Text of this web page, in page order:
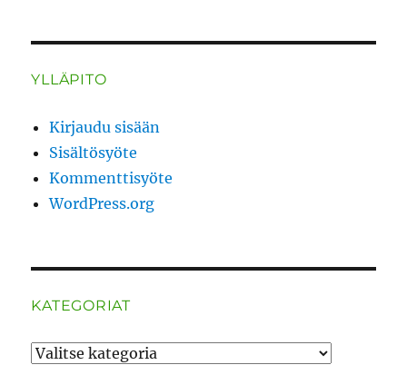
YLLÄPITO
Kirjaudu sisään
Sisältösyöte
Kommenttisyöte
WordPress.org
KATEGORIAT
Kategoriat